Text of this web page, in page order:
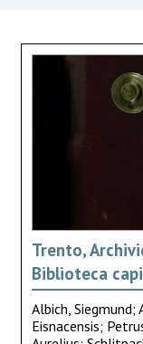
Trento,
Biblioteca
Albich,
Eisnacensis;